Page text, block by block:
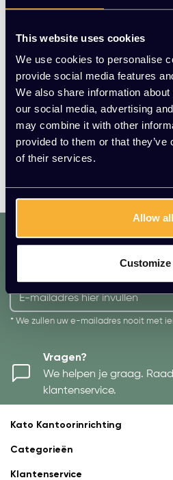
This website uses cookies
We use cookies to personalise
provide social media features
We also share information
our social media, advertising
may combine it with other
provided to them or that
of their services.
Allow all
Customize
wereldsteden. Denk
bewust bezig met het gebruik
Koper heeft bijvoorbeeld een erg
geschiedenis en heeft veel
heeft ertoe geleid dat Tom
en accessoires ontwerpt met
roestvrij staal ook erg veel
Mis geen enkele aanbieding of
Meld je aan voor onze
* We zullen uw e-mailadres nooit met
Vragen?
We helpen je graag.
klantenservice.
Kato Kantoorinrichting
Categorieën
Klantenservice